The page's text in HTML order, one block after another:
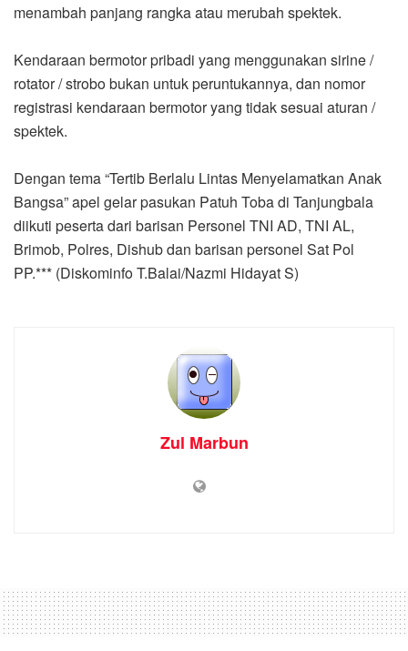
menambah panjang rangka atau merubah spektek.
Kendaraan bermotor pribadi yang menggunakan sirine /
rotator / strobo bukan untuk peruntukannya, dan nomor
registrasi kendaraan bermotor yang tidak sesuai aturan /
spektek.
Dengan tema “Tertib Berlalu Lintas Menyelamatkan Anak
Bangsa” apel gelar pasukan Patuh Toba di Tanjungbala
diikuti peserta dari barisan Personel TNI AD, TNI AL,
Brimob, Polres, Dishub dan barisan personel Sat Pol
PP.*** (Diskominfo T.Balai/Nazmi Hidayat S)
Zul Marbun